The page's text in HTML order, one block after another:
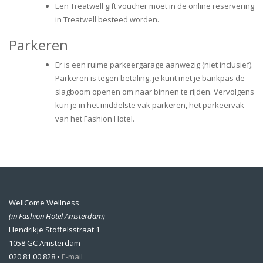
Een Treatwell gift voucher moet in de online reservering
in Treatwell besteed worden.
Parkeren
Er is een ruime parkeergarage aanwezig (niet inclusief).
Parkeren is tegen betaling, je kunt met je bankpas de
slagboom openen om naar binnen te rijden. Vervolgens
kun je in het middelste vak parkeren, het parkeervak
van het Fashion Hotel.
WellCome Wellness
(in Fashion Hotel Amsterdam)
Hendrikje Stoffelsstraat 1
1058 GC Amsterdam
020 81 00 828 • E-mail